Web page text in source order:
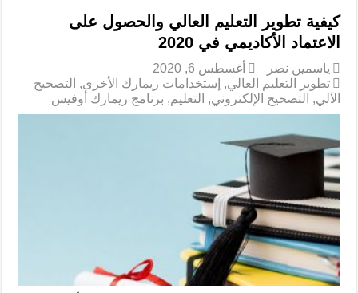
كيفية تطوير التعليم العالي والحصول على
الاعتماد الأكاديمي في 2020
ياسمين نصر
أغسطس 6, 2020
تطوير التعليم العالي, إستخدامات ريمارك الأخرى, التصحيح
الآلي, التصحيح الإلكتروني, التعليم, برنامج ريمارك أوفيس